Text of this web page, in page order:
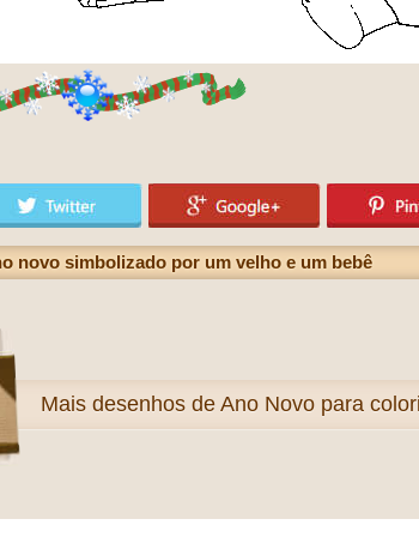
novo simbolizado por um velho e um bebê
Mais desenhos de Ano Novo para